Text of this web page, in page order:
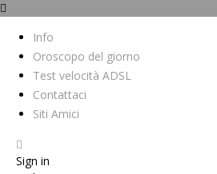
Info
Oroscopo del giorno
Test velocità ADSL
Contattaci
Siti Amici
Sign in